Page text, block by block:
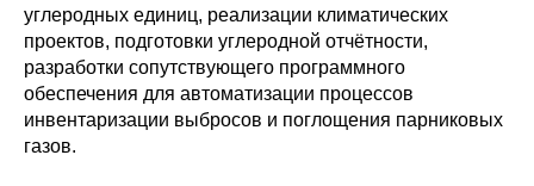
углеродных единиц, реализации климатических
проектов, подготовки углеродной отчётности,
разработки сопутствующего программного
обеспечения для автоматизации процессов
инвентаризации выбросов и поглощения парниковых
газов.